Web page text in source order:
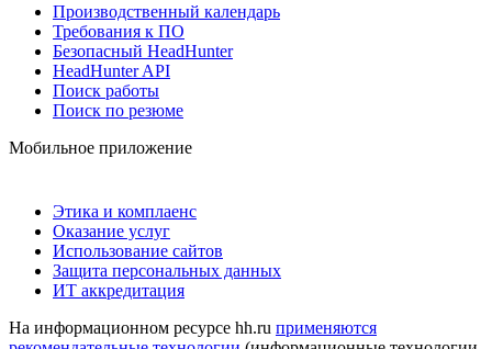
Производственный календарь
Требования к ПО
Безопасный HeadHunter
HeadHunter API
Поиск работы
Поиск по резюме
Мобильное приложение
Этика и комплаенс
Оказание услуг
Использование сайтов
Защита персональных данных
ИТ аккредитация
На информационном ресурсе hh.ru применяются